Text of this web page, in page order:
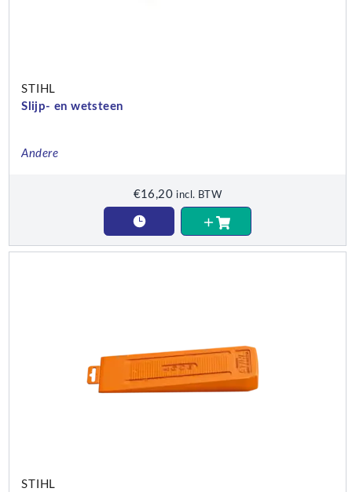
STIHL
Slijp- en wetsteen
Andere
€16,20 incl. BTW
STIHL